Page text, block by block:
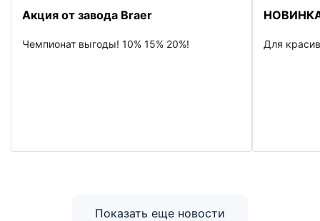
Акция от завода Braer
Чемпионат выгоды! 10% 15% 20%! Для
Показать еще новости